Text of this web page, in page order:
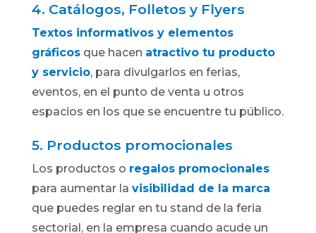
4. Catálogos, Folletos y Flyers
Textos informativos y elementos
gráficosque hacen atractivo tu producto
y servicio, para divulgarlos en ferias,
eventos, en el punto de venta u otros
espacios en los que se encuentre tu público.
5. Productos promocionales
Los productos o regalos promocionales
para aumentar la visibilidad de la marca
que puedes reglar en tu stand de la feria
sectorial, en la empresa cuando acude un